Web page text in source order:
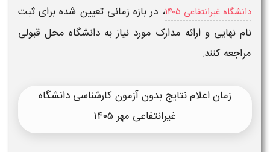
دانشگاه غیرانتفاعی ۱۴۰۵
، در بازه زمانی تعیین‌ شده برای ثبت‌
نام نهایی و ارائه مدارک مورد نیاز به دانشگاه محل قبولی
مراجعه کنند.
زمان اعلام نتایج بدون آزمون کارشناسی دانشگاه
غیرانتفاعی مهر ۱۴۰۵